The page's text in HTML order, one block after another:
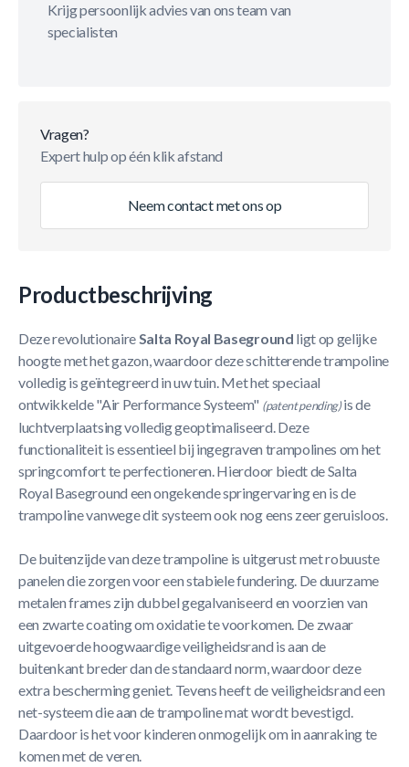
Krijg persoonlijk advies van ons team van
specialisten
Vragen?
Expert hulp op één klik afstand
Neem contact met ons op
Productbeschrijving
Deze revolutionaireSalta Royal Baseground ligt op gelijke
hoogte met het gazon, waardoor deze schitterende trampoline
volledig is geïntegreerd in uw tuin. Met het speciaal
ontwikkelde "Air Performance Systeem" (patent pending)is de
luchtverplaatsing volledig geoptimaliseerd. Deze
functionaliteit is essentieel bij ingegraven trampolines om het
springcomfort te perfectioneren. Hierdoor biedt de Salta
Royal Baseground een ongekende springervaring en is de
trampoline vanwege dit systeem ook nog eens zeer geruisloos.
De buitenzijde van deze trampoline is uitgerust met robuuste
panelen die zorgen voor een stabiele fundering. De duurzame
metalen frames zijn dubbel gegalvaniseerd en voorzien van
een zwarte coating om oxidatie te voorkomen. De zwaar
uitgevoerde hoogwaardige veiligheidsrand is aan de
buitenkant breder dan de standaard norm, waardoor deze
extra bescherming geniet. Tevens heeft de veiligheidsrand een
net-systeem die aan de trampoline mat wordt bevestigd.
Daardoor is het voor kinderen onmogelijk om in aanraking te
komen met de veren.